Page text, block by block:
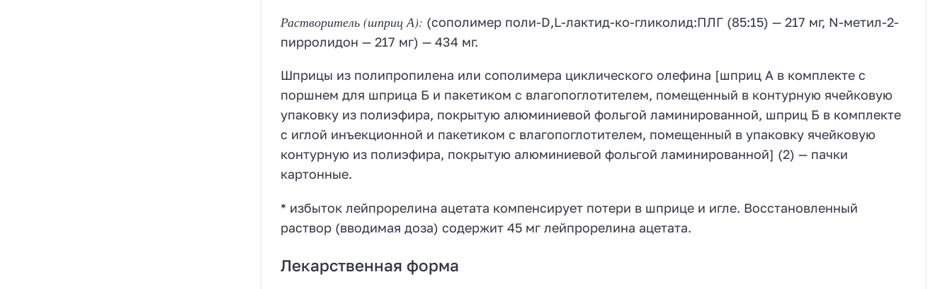
Растворитель (шприц А): (сополимер поли-D,L-лактид-ко-гликолид:ПЛГ (85:15) — 217 мг, N-метил-2-
пирролидон — 217 мг) — 434 мг.
Шприцы из полипропилена или сополимера циклического олефина [шприц А в комплекте с
поршнем для шприца Б и пакетиком с влагопоглотителем, помещенный в контурную ячейковую
упаковку из полиэфира, покрытую алюминиевой фольгой ламинированной, шприц Б в комплекте
с иглой инъекционной и пакетиком с влагопоглотителем, помещенный в упаковку ячейковую
контурную из полиэфира, покрытую алюминиевой фольгой ламинированной] (2) — пачки
картонные.
* избыток лейпрорелина ацетата компенсирует потери в шприце и игле. Восстановленный
раствор (вводимая доза) содержит 45 мг лейпрорелина ацетата.
Лекарственная форма